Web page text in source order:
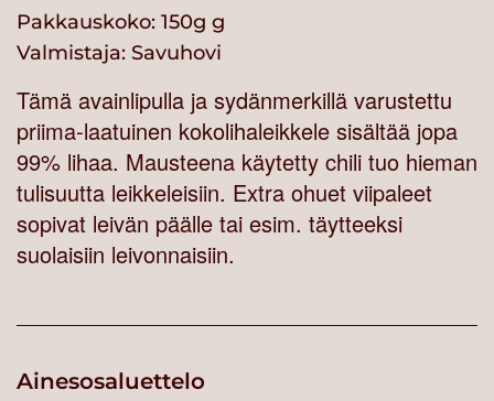
Pakkauskoko: 150g g
Valmistaja: Savuhovi
Tämä avainlipulla ja sydänmerkillä varustettu
priima-laatuinen kokolihaleikkele sisältää jopa
99% lihaa. Mausteena käytetty chili tuo hieman
tulisuutta leikkeleisiin. Extra ohuet viipaleet
sopivat leivän päälle tai esim. täytteeksi
suolaisiin leivonnaisiin.
Ainesosaluettelo